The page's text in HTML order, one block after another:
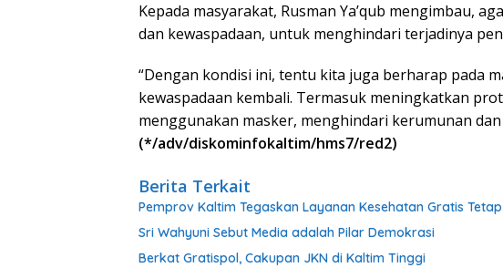
Kepada masyarakat, Rusman Ya’qub mengimbau,
dan kewaspadaan, untuk menghindari terjadinya
“Dengan kondisi ini, tentu kita juga berharap pada
kewaspadaan kembali. Termasuk meningkatkan
menggunakan masker, menghindari kerumunan
(*/adv/diskominfokaltim/hms7/red2)
Berita Terkait
Pemprov Kaltim Tegaskan Layanan Kesehatan Gratis
Sri Wahyuni Sebut Media adalah Pilar Demokrasi
Berkat Gratispol, Cakupan JKN di Kaltim Tinggi